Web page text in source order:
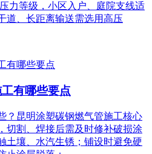
力等级，小区入户、庭院支线适
道、长距离输送需选用高压
有哪些要点
？昆明涂塑碳钢燃气管施工核心
切割、焊接后需及时修补破损涂
土壤、水汽生锈；铺设时避免硬